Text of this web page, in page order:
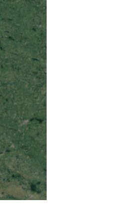
mondiale